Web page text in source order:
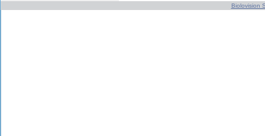
Biolovision